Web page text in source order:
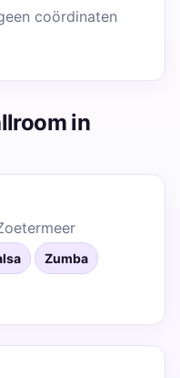
coördinaten
in
Zumba